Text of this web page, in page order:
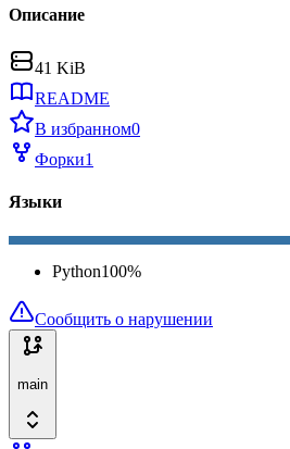
Описание
41 KiB
README
В избранном0
Форки1
Языки
Python100%
Сообщить о нарушении
main